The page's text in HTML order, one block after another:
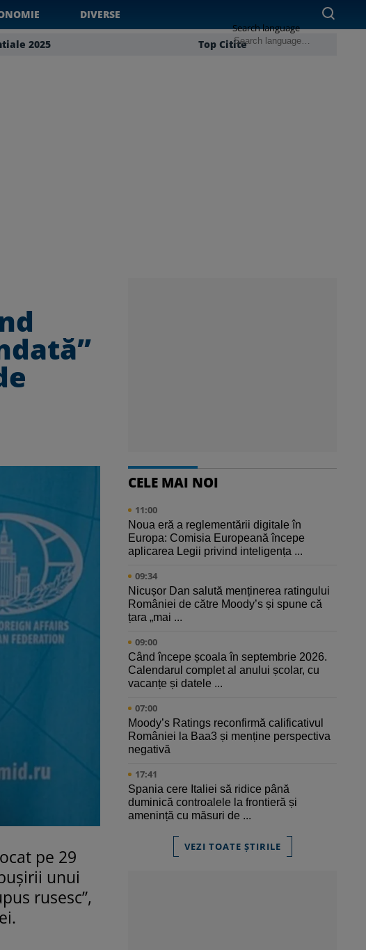
DIVERSE
2025 Top Citite
Search language
pe 29
unui
rusesc”,
CELE MAI NOI
11:00
Noua eră a reglementării digitale în
Europa: Comisia Europeană începe
aplicarea Legii privind inteligența ...
09:34
Nicușor Dan salută menținerea ratingului
României de către Moody’s și spune că
țara „mai ...
09:00
Când începe școala în septembrie 2026.
Calendarul complet al anului școlar, cu
vacanțe și datele ...
07:00
Moody’s Ratings reconfirmă calificativul
României la Baa3 și menține perspectiva
negativă
17:41
Spania cere Italiei să ridice până
duminică controalele la frontieră și
amenință cu măsuri de ...
VEZI TOATE ȘTIRILE